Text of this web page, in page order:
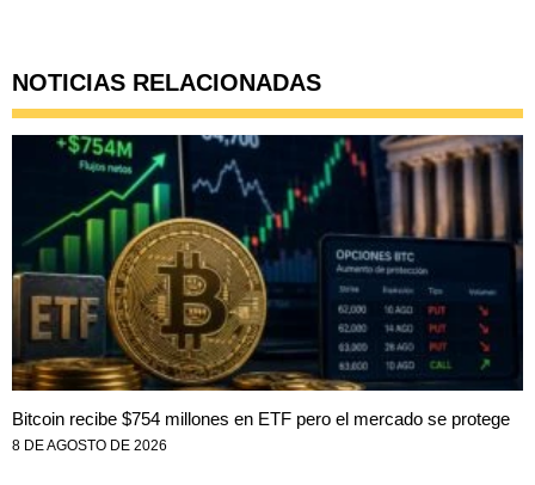
NOTICIAS RELACIONADAS
Bitcoin recibe $754 millones en ETF pero el mercado se protege
8 DE AGOSTO DE 2026